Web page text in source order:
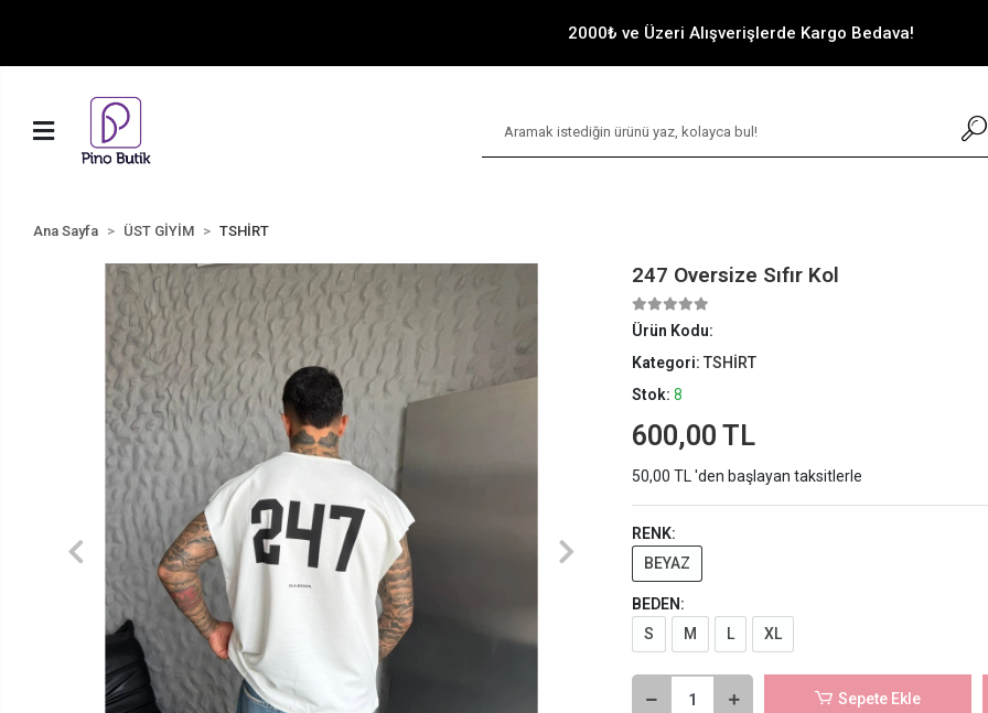
2000₺ ve Üzeri Alışverişlerde Kargo Bedava!
Ana Sayfa ÜST GİYİM TSHİRT
247 Oversize Sıfır Kol
Ürün Kodu:
Kategori:TSHİRT
Stok:8
600,00 TL
50,00 TL 'den başlayan taksitlerle
RENK:
BEYAZ
BEDEN:
S
M L XL
Sepete Ekle